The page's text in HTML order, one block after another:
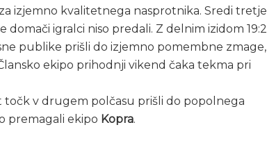
izjemno kvalitetnega nasprotnika. Sredi tretje
igralci niso predali. Z delnim izidom 19:2
publike prišli do izjemno pomembne zmage,
ekipo prihodnji vikend čaka tekma pri
točk v drugem polčasu prišli do popolnega
premagali ekipo Kopra.